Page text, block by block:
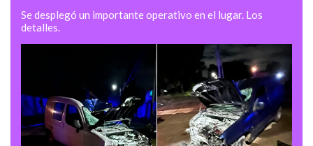
Se desplegó un importante operativo en el lugar. Los
detalles.